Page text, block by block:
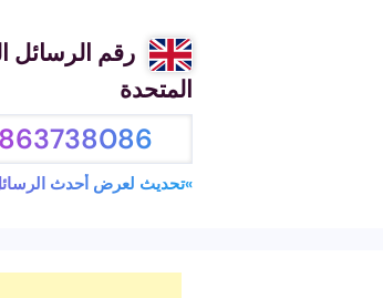
رقم الرسائل
المتحدة
»تحديث لعرض أحدث